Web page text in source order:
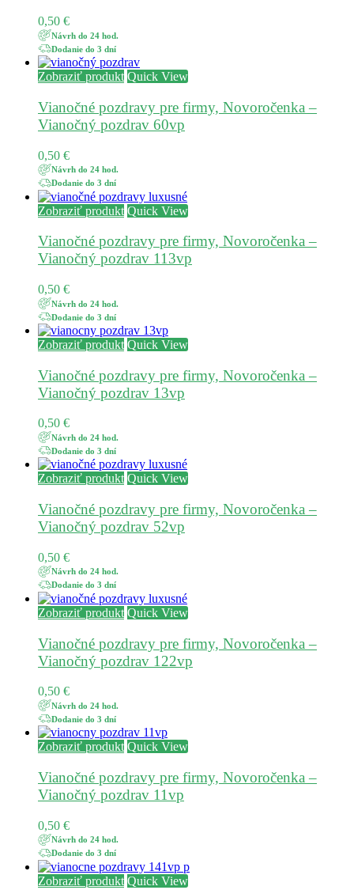
0,50 €
Návrh do 24 hod.
Dodanie do 3 dní
Zobraziť produkt Quick View
Vianočné pozdravy pre firmy, Novoročenka –
Vianočný pozdrav 60vp
0,50 €
Návrh do 24 hod.
Dodanie do 3 dní
Zobraziť produkt Quick View
Vianočné pozdravy pre firmy, Novoročenka –
Vianočný pozdrav 113vp
0,50 €
Návrh do 24 hod.
Dodanie do 3 dní
Zobraziť produkt Quick View
Vianočné pozdravy pre firmy, Novoročenka –
Vianočný pozdrav 13vp
0,50 €
Návrh do 24 hod.
Dodanie do 3 dní
Zobraziť produkt Quick View
Vianočné pozdravy pre firmy, Novoročenka –
Vianočný pozdrav 52vp
0,50 €
Návrh do 24 hod.
Dodanie do 3 dní
Zobraziť produkt Quick View
Vianočné pozdravy pre firmy, Novoročenka –
Vianočný pozdrav 122vp
0,50 €
Návrh do 24 hod.
Dodanie do 3 dní
Zobraziť produkt Quick View
Vianočné pozdravy pre firmy, Novoročenka –
Vianočný pozdrav 11vp
0,50 €
Návrh do 24 hod.
Dodanie do 3 dní
Zobraziť produkt Quick View